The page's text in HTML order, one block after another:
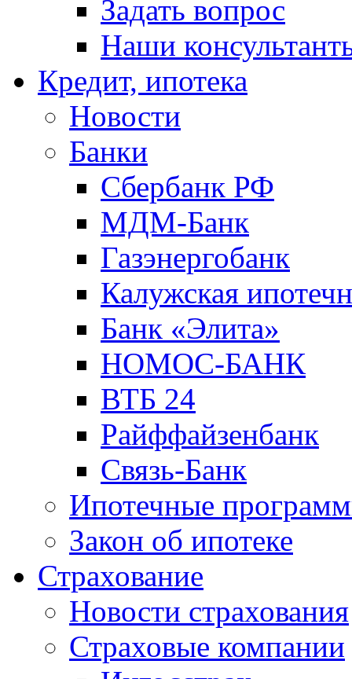
Задать вопрос
Наши
Кредит, ипотека
Новости
Банки
Сбербанк РФ
МДМ-Банк
Газэнергобанк
Калужская
Банк «Элита»
НОМОС-БАНК
ВТБ 24
Райффайзенбанк
Связь-Банк
Ипотечные
Закон об ипотеке
Страхование
Новости страхования
Страховые компании